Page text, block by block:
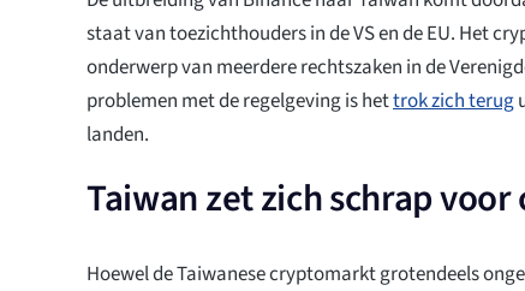
staat van toezichthouders in de VS en de EU. Het
onderwerp van meerdere rechtszaken in de
problemen met de regelgeving is hettrok zich terug
landen.
Taiwan zet zich schrap
Hoewel de Taiwanese cryptomarkt grotendeels